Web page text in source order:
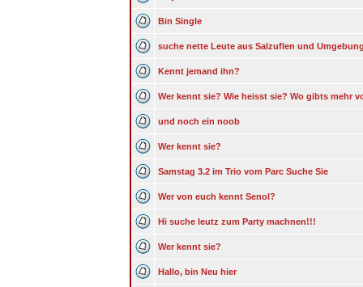
Bin Single
suche nette Leute aus Salzuflen und
Kennt jemand ihn?
Wer kennt sie? Wie heisst sie? Wo gibts mehr
und noch ein noob
Wer kennt sie?
Samstag 3.2 im Trio vom Parc Suche Sie
Wer von euch kennt Senol?
Hi suche leutz zum Party machnen!!!
Wer kennt sie?
Hallo, bin Neu hier